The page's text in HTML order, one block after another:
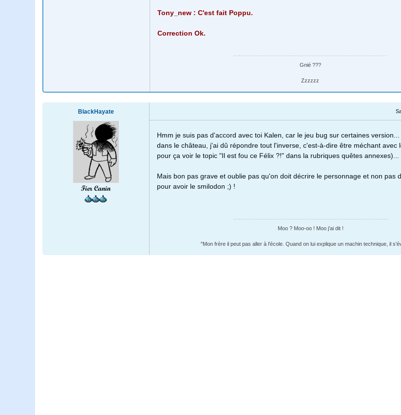
Tony_new : C'est fait Poppu.
Correction Ok.
Gnié ???
Zzzzzz
BlackHayate
Fier Canin
Hmm je suis pas d'accord avec toi Kalen, car le jeu bug sur certaines
dans le château, j'ai dû répondre tout l'inverse, c'est-à-dire être méchant avec
pour ça voir le topic "Il est fou ce Félix ?!" dans la rubriques quêtes annexes)...
Mais bon pas grave et oublie pas qu'on doit décrire le personnage et non pas
pour avoir le smilodon ;) !
Moo ? Moo-oo ! Moo j'ai dit !
"Mon frère il peut pas aller à l'école. Quand on lui explique un machin technique, il